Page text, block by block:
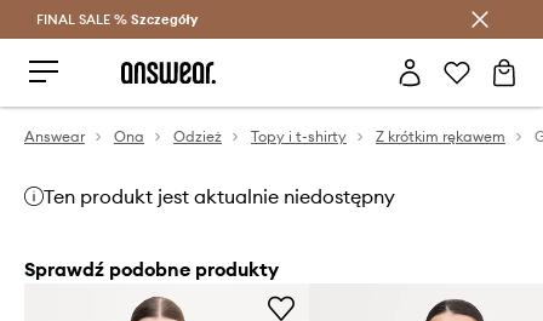
Oszczędzaj z Answear Club >
FINAL SALE % Szczegóły
Answear Ona Odzież Topy i t-shirty Z krótkim rękawem
Ten produkt jest aktualnie niedostępny
Sprawdź podobne produkty